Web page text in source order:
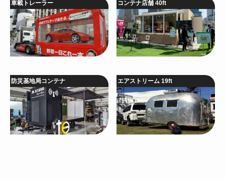
車載トレーラー コンテナ店舗 40ft
防災基地局コンテナ エアストリーム 19ft